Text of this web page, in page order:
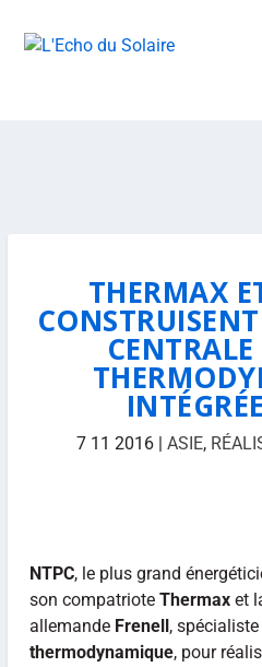
THERMAX
7 11 2016| ASIE,
NTPC, le plus grand
son compatriote Thermaxet
allemande Frenell, spécialiste
thermodynamique, pour